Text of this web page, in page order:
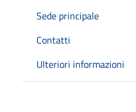
Sede principale
Contatti
Ulteriori informazioni